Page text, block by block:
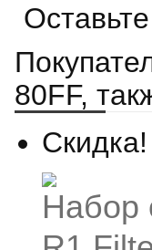
Оставьте
80FF,
Скидка!
Набор